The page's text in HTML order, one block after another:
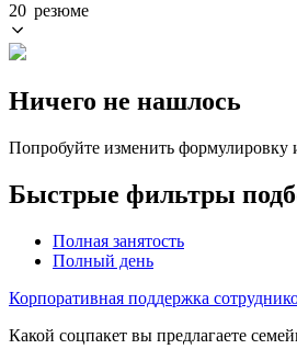
20 резюме
Ничего не нашлось
Попробуйте изменить формулировку
Быстрые фильтры
Полная занятость
Полный день
Корпоративная поддержка
Какой соцпакет вы предлагаете